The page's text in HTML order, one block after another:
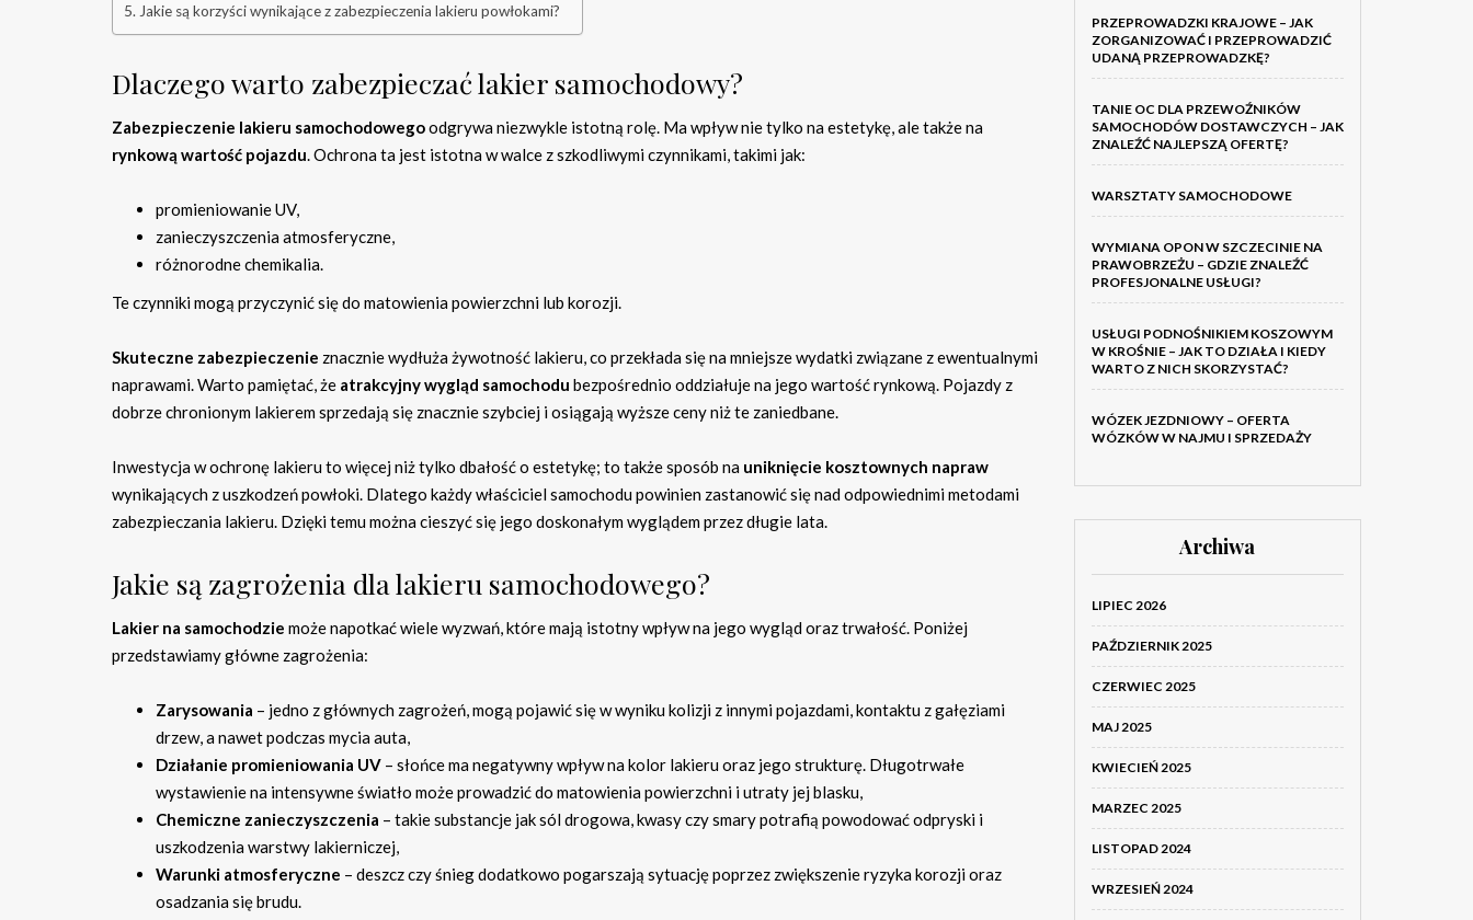
Jakie są korzyści wynikające z zabezpieczenia lakieru powłokami?
Dlaczego warto zabezpieczać lakier samochodowy?
Zabezpieczenie lakieru samochodowegoodgrywa niezwykle istotną rolę. Ma wpływ nie tylko na estetykę, ale także na
rynkową wartość pojazdu. Ochrona ta jest istotna w walce z szkodliwymi czynnikami, takimi jak:
promieniowanie UV,
zanieczyszczenia atmosferyczne,
różnorodne chemikalia.
Te czynniki mogą przyczynić się do matowienia powierzchni lub korozji.
Skuteczne zabezpieczenie znacznie wydłuża żywotność lakieru, co przekłada się na mniejsze wydatki związane z ewentualnymi
naprawami. Warto pamiętać, że atrakcyjny wygląd samochodu bezpośrednio oddziałuje na jego wartość rynkową. Pojazdy z
dobrze chronionym lakierem sprzedają się znacznie szybciej i osiągają wyższe ceny niż te zaniedbane.
Inwestycja w ochronę lakieru to więcej niż tylko dbałość o estetykę; to także sposób na uniknięcie kosztownych napraw
wynikających z uszkodzeń powłoki. Dlatego każdy właściciel samochodu powinien zastanowić się nad odpowiednimi metodami
zabezpieczania lakieru. Dzięki temu można cieszyć się jego doskonałym wyglądem przez długie lata.
Jakie są zagrożenia dla lakieru samochodowego?
Lakier na samochodzie może napotkać wiele wyzwań, które mają istotny wpływ na jego wygląd oraz trwałość. Poniżej
przedstawiamy główne zagrożenia:
Zarysowania – jedno z głównych zagrożeń, mogą pojawić się w wyniku kolizji z innymi pojazdami, kontaktu z gałęziami
drzew, a nawet podczas mycia auta,
Działanie promieniowania UV – słońce ma negatywny wpływ na kolor lakieru oraz jego strukturę. Długotrwałe
wystawienie na intensywne światło może prowadzić do matowienia powierzchni i utraty jej blasku,
Chemiczne zanieczyszczenia – takie substancje jak sól drogowa, kwasy czy smary potrafią powodować odpryski i
uszkodzenia warstwy lakierniczej,
Warunki atmosferyczne – deszcz czy śnieg dodatkowo pogarszają sytuację poprzez zwiększenie ryzyka korozji oraz
osadzania się brudu.
PRZEPROWADZKI KRAJOWE – JAK
ZORGANIZOWAĆ I PRZEPROWADZIĆ
UDANĄ PRZEPROWADZKĘ?
TANIE OC DLA PRZEWOŹNIKÓW
SAMOCHODÓW DOSTAWCZYCH – JAK
ZNALEŹĆ NAJLEPSZĄ OFERTĘ?
WARSZTATY SAMOCHODOWE
WYMIANA OPON W SZCZECINIE NA
PRAWOBRZEŻU – GDZIE ZNALEŹĆ
PROFESJONALNE USŁUGI?
USŁUGI PODNOŚNIKIEM KOSZOWYM
W KROŚNIE – JAK TO DZIAŁA I KIEDY
WARTO Z NICH SKORZYSTAĆ?
WÓZEK JEZDNIOWY – OFERTA
WÓZKÓW W NAJMU I SPRZEDAŻY
Archiwa
LIPIEC 2026
PAŹDZIERNIK 2025
CZERWIEC 2025
MAJ 2025
KWIECIEŃ 2025
MARZEC 2025
LISTOPAD 2024
WRZESIEŃ 2024